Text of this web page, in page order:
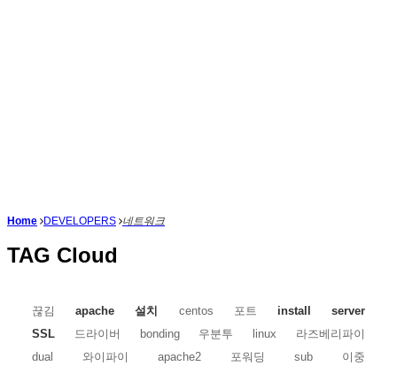
Home DEVELOPERS 네트워크
TAG Cloud
끊김 apache 설치 centos 포트 install
server
SSL
드라이버 bonding 우분투 linux
라즈베리파이
dual
와이파이 apache2 포워딩 sub 이중